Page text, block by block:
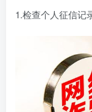
1.检查个人征信记